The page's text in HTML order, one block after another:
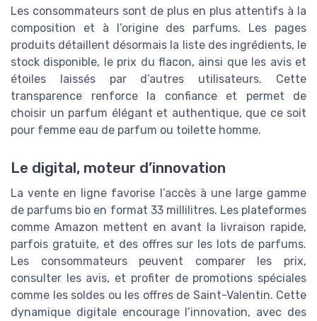
Les consommateurs sont de plus en plus attentifs à la
composition et à l’origine des parfums. Les pages
produits détaillent désormais la liste des ingrédients, le
stock disponible, le prix du flacon, ainsi que les avis et
étoiles laissés par d’autres utilisateurs. Cette
transparence renforce la confiance et permet de
choisir un parfum élégant et authentique, que ce soit
pour femme eau de parfum ou toilette homme.
Le digital, moteur d’innovation
La vente en ligne favorise l’accès à une large gamme
de parfums bio en format 33 millilitres. Les plateformes
comme Amazon mettent en avant la livraison rapide,
parfois gratuite, et des offres sur les lots de parfums.
Les consommateurs peuvent comparer les prix,
consulter les avis, et profiter de promotions spéciales
comme les soldes ou les offres de Saint-Valentin. Cette
dynamique digitale encourage l’innovation, avec des